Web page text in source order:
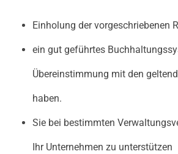
Einholung der vorgeschriebenen
ein gut geführtes
Übereinstimmung mit den
haben.
Sie bei bestimmten
Ihr Unternehmen zu unterstützen